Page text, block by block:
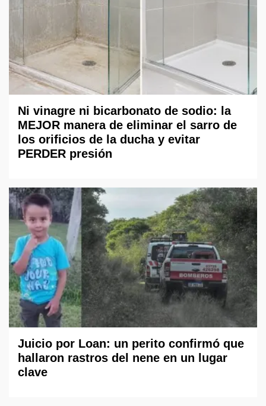
Ni vinagre ni bicarbonato de sodio: la
MEJOR manera de eliminar el sarro de
los orificios de la ducha y evitar
PERDER presión
Juicio por Loan: un perito confirmó que
hallaron rastros del nene en un lugar
clave